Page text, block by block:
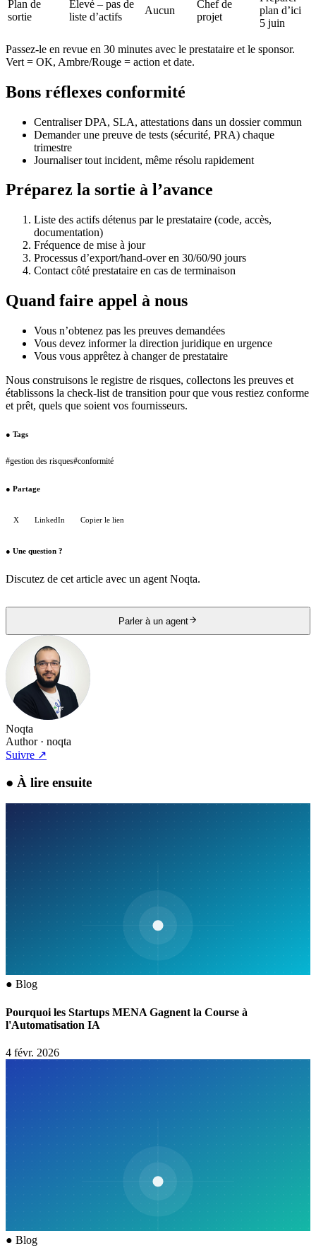
Plan de
sortie
Élevé – pas de
liste d’actifs
Aucun
Chef de
projet
plan d’ici
5 juin
Passez-le en revue en 30 minutes avec le prestataire et le sponsor.
Vert = OK, Ambre/Rouge = action et date.
Bons réflexes conformité
Centraliser DPA, SLA, attestations dans un dossier commun
Demander une preuve de tests (sécurité, PRA) chaque
trimestre
Journaliser tout incident, même résolu rapidement
Préparez la sortie à l’avance
Liste des actifs détenus par le prestataire (code, accès,
documentation)
Fréquence de mise à jour
Processus d’export/hand-over en 30/60/90 jours
Contact côté prestataire en cas de terminaison
Quand faire appel à nous
Vous n’obtenez pas les preuves demandées
Vous devez informer la direction juridique en urgence
Vous vous apprêtez à changer de prestataire
Nous construisons le registre de risques, collectons les preuves et
établissons la check-list de transition pour que vous restiez conforme
et prêt, quels que soient vos fournisseurs.
● Tags
#gestion des risques#conformité
● Partage
X LinkedIn Copier le lien
● Une question ?
Discutez de cet article avec un agent Noqta.
Parler à un agent
Noqta
Author· noqta
Suivre ↗
● À lire ensuite
● Blog
Pourquoi les Startups MENA Gagnent la Course à
l'Automatisation IA
4 févr. 2026
● Blog